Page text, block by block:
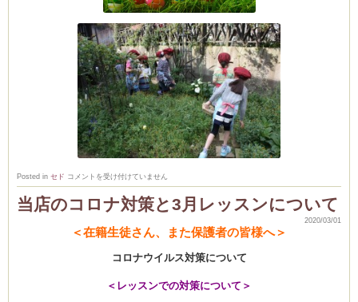
CEDO)
Posted in セド 料
理
ッ
コメントを受け付けていません
当店のコロナ対策と3月レッスンについて
2020/03/01
＜在籍生徒さん、また保護者の皆様へ＞
コロナウイルス対策について
＜レッスンでの対策について＞